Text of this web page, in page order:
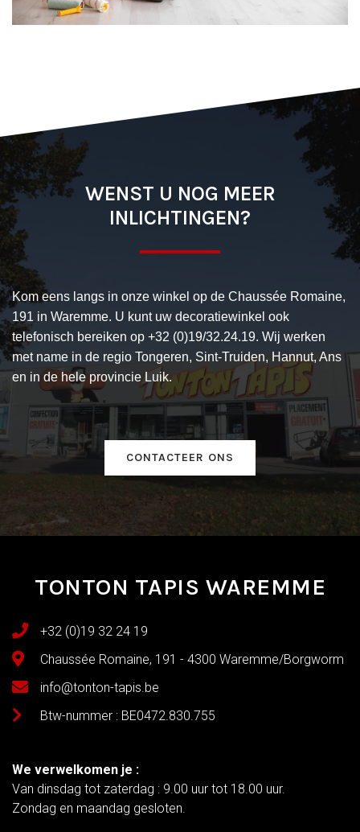
WENST U NOG MEER
INLICHTINGEN?
Kom eens langs in onze winkel op de Chaussée Romaine,
191 in Waremme. U kunt uw decoratiewinkel ook
telefonisch bereiken op +32 (0)19/32.24.19. Wij werken
met name in de regio Tongeren, Sint-Truiden, Hannut, Ans
en in de hele provincie Luik.
CONTACTEER ONS
TONTON TAPIS WAREMME
+32 (0)19 32 24 19
Chaussée Romaine, 191 - 4300 Waremme/Borgworm
info@tonton-tapis.be
Btw-nummer : BE0472.830.755
We verwelkomen je :
Van dinsdag tot zaterdag : 9.00 uur tot 18.00 uur.
Zondag en maandag gesloten.